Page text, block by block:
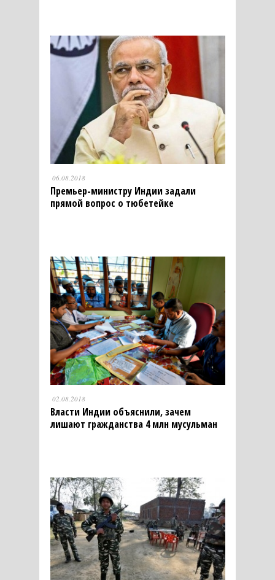
06.08.2018
Премьер-министру Индии задали
прямой вопрос о тюбетейке
02.08.2018
Власти Индии объяснили, зачем
лишают гражданства 4 млн мусульман